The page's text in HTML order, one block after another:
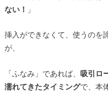
ない！
」
挿入ができなくて、使うのを
が、
「ふなみ」であれば、 吸引ロ
濡れてきたタイミングで、本